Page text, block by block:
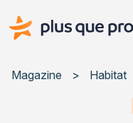
Plus que pro Mag'
Magazine > Habitat